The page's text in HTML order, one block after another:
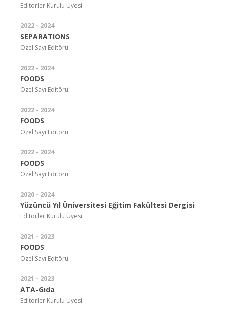
Editörler Kurulu Üyesi
2022 - 2024
SEPARATIONS
Özel Sayı Editörü
2022 - 2024
FOODS
Özel Sayı Editörü
2022 - 2024
FOODS
Özel Sayı Editörü
2022 - 2024
FOODS
Özel Sayı Editörü
2020 - 2024
Yüzüncü Yıl Üniversitesi Eğitim Fakültesi Dergisi
Editörler Kurulu Üyesi
2021 - 2023
FOODS
Özel Sayı Editörü
2021 - 2023
ATA-Gıda
Editörler Kurulu Üyesi